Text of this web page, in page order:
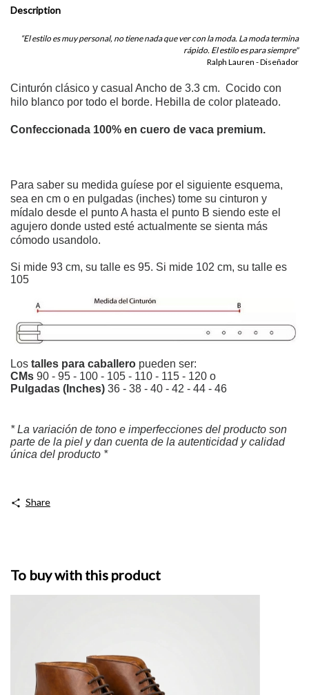
Description
“El estilo es muy personal, no tiene nada que ver con la moda. La moda termina
rápido. El estilo es para siempre"
Ralph Lauren - Diseñador
Cinturón clásico y casual Ancho de 3.3 cm. Cocido con
hilo blanco por todo el borde. Hebilla de color plateado.
Confeccionada 100% en cuero de vaca premium.
Para saber su medida guíese por el siguiente esquema,
sea en cm o en pulgadas (inches) tome su cinturon y
mídalo desde el punto A hasta el punto B siendo este el
agujero donde usted esté actualmente se sienta más
cómodo usandolo.
Si mide 93 cm, su talle es 95. Si mide 102 cm, su talle es
105
Los talles para caballero pueden ser:
CMs 90 - 95 - 100 - 105 - 110 - 115 - 120 o
Pulgadas (Inches) 36 - 38 - 40 - 42 - 44 - 46
* La variación de tono e imperfecciones del producto son
parte de la piel y dan cuenta de la autenticidad y calidad
única del producto *
Share
To buy with this product